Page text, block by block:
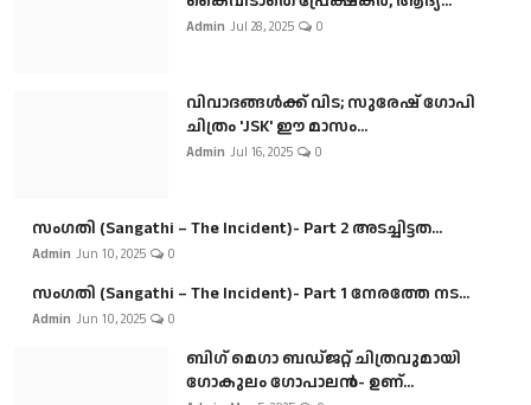
Admin Jul 28, 2025 0
വിവാദങ്ങൾക്ക് വിട; സുരേഷ് ഗോപി
ചിത്രം 'JSK' ഈ മാസം...
Admin Jul 16, 2025 0
സംഗതി (Sangathi – The Incident)- Part 2 അടച്ചിട്ടത...
Admin Jun 10, 2025 0
സംഗതി (Sangathi – The Incident)- Part 1 നേരത്തേ നട...
Admin Jun 10, 2025 0
ബി​ഗ് മെഗാ ബഡ്ജറ്റ് ചിത്രവുമായി
ഗോകുലം ഗോപാലൻ- ഉണ്...